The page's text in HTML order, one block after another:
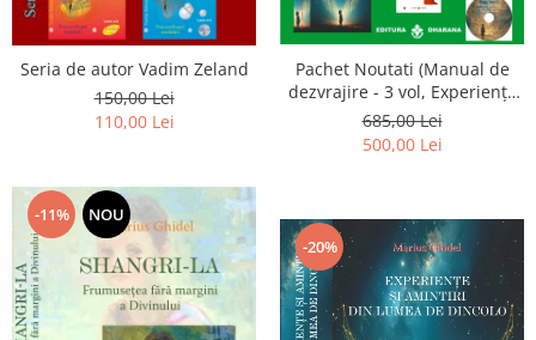
Seria de autor Vadim Zeland
150,00 Lei
110,00 Lei
Pachet Noutati (Manual de
dezvrajire - 3 vol, Experiențe
și amintiri, Rugăciunile
Luceafarului de dimineata) -
Marius Ghidel
685,00 Lei
500,00 Lei
-11% NOU
-20%